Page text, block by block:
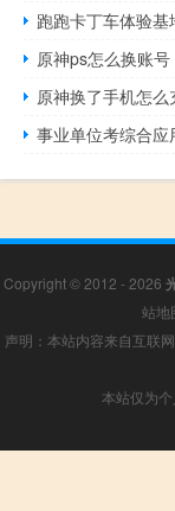
跑跑卡丁车体验基
原神ps怎么换账号
原神换了手机怎么
事业单位考综合应
Copyright © 2012 - 2026
站地
声明：本站内容来自互联
本站仅为